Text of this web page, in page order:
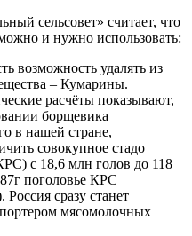
сельсовет» считает, что
и нужно использовать:
возможность удалять из
– Кумарины.
расчёты показывают,
борщевика
в нашей стране,
совокупное стадо
с 18,6 млн голов до 118
поголовье КРС
Россия сразу станет
мясомолочных